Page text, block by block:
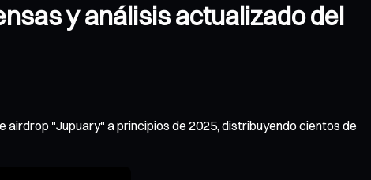
y análisis actualizado del
"Jupuary" a principios de 2025, distribuyendo cientos de